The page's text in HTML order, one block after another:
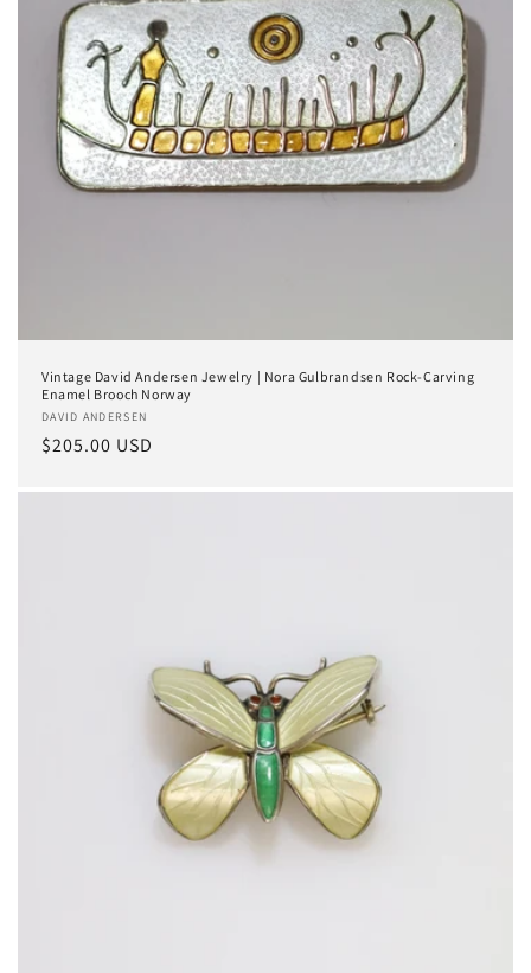
Vintage David Andersen Jewelry | Nora Gulbrandsen Rock-Carving
Enamel Brooch Norway
Anbieter:
DAVID ANDERSEN
Normaler
$205.00 USD